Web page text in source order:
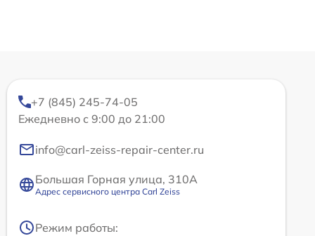
+7 (845) 245-74-05
Ежедневно с 9:00 до 21:00
info@carl-zeiss-repair-center.ru
Большая Горная улица, 310А
Адрес сервисного центра Carl Zeiss
Режим работы: